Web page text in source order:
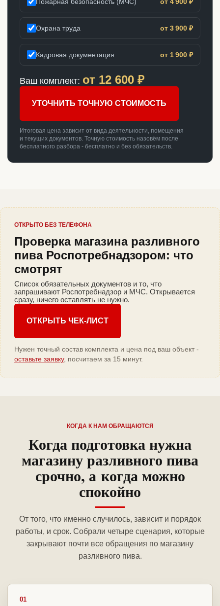
Охрана труда от 3 900 ₽
Кадровая документация от 1 900 ₽
Ваш комплект: от 12 600 ₽
УТОЧНИТЬ ТОЧНУЮ СТОИМОСТЬ
Итоговая цена зависит от вида деятельности, помещения
и текущих документов. Точную стоимость назовём после
бесплатного разбора - бесплатно и без обязательств.
ОТКРЫТО БЕЗ ТЕЛЕФОНА
Проверка магазина разливного
пива Роспотребнадзором: что
смотрят
Список обязательных документов и то, что
запрашивают Роспотребнадзор и МЧС. Открывается
сразу, ничего оставлять не нужно.
ОТКРЫТЬ ЧЕК-ЛИСТ
Нужен точный состав комплекта и цена под ваш объект -
оставьте заявку, посчитаем за 15 минут.
КОГДА К НАМ ОБРАЩАЮТСЯ
Когда подготовка нужна
магазину разливного пива
срочно, а когда можно
спокойно
От того, что именно случилось, зависит и порядок
работы, и срок. Собрали четыре сценария, которые
закрывают почти все обращения по магазину
разливного пива.
01